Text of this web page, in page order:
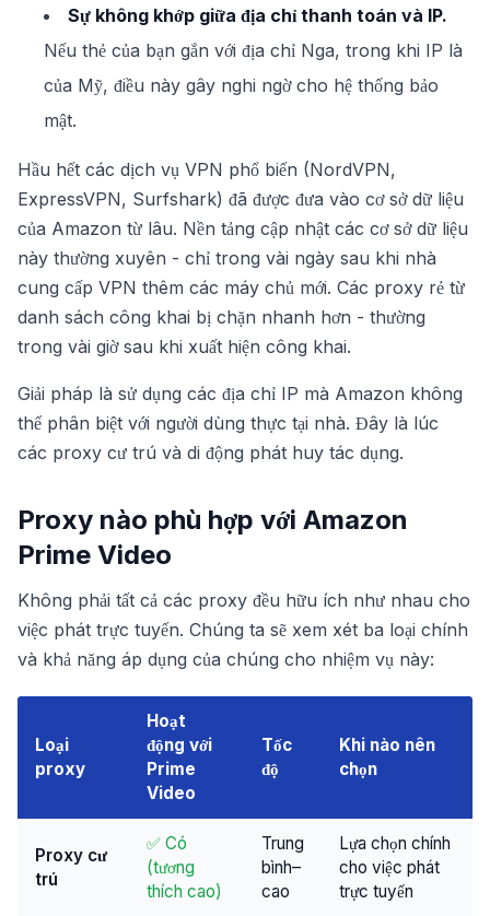
Sự không khớp giữa địa chỉ thanh toán và IP.
Nếu thẻ của bạn gắn với địa chỉ Nga, trong khi IP là
của Mỹ, điều này gây nghi ngờ cho hệ thống bảo
mật.
Hầu hết các dịch vụ VPN phổ biến (NordVPN,
ExpressVPN, Surfshark) đã được đưa vào cơ sở dữ liệu
của Amazon từ lâu. Nền tảng cập nhật các cơ sở dữ liệu
này thường xuyên - chỉ trong vài ngày sau khi nhà
cung cấp VPN thêm các máy chủ mới. Các proxy rẻ từ
danh sách công khai bị chặn nhanh hơn - thường
trong vài giờ sau khi xuất hiện công khai.
Giải pháp là sử dụng các địa chỉ IP mà Amazon không
thể phân biệt với người dùng thực tại nhà. Đây là lúc
các proxy cư trú và di động phát huy tác dụng.
Proxy nào phù hợp với Amazon
Prime Video
Không phải tất cả các proxy đều hữu ích như nhau cho
việc phát trực tuyến. Chúng ta sẽ xem xét ba loại chính
và khả năng áp dụng của chúng cho nhiệm vụ này:
Loại
proxy
Hoạt
động với
Prime
Video
Tốc
độ
Khi nào nên
chọn
Proxy cư
trú
✅ Có
(tương
thích cao)
Trung
bình–
cao
Lựa chọn chính
cho việc phát
trực tuyến